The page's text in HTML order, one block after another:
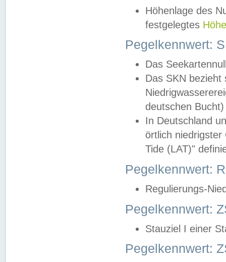
Höhenlage des
festgelegtes
Pegelkennwert:
Das
Das SKN
deutschen
In Deutschland
örtlich
Tide (LAT)"
Pegelkennwert:
Regulierungs-
Pegelkennwert:
Stauziel I einer
Pegelkennwert: